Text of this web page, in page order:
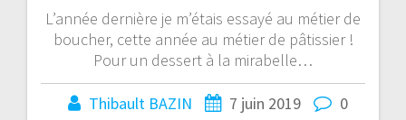
L’année dernière je m’étais essayé au métier de
boucher, cette année au métier de pâtissier !
Pour un dessert à la mirabelle…
Thibault BAZIN 7 juin 2019 0